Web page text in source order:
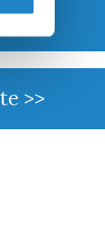
>>